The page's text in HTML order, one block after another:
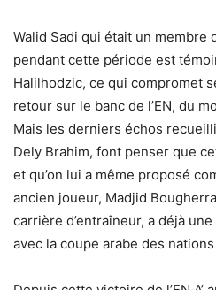
Walid Sadi qui était un membre
pendant cette période est
Halilhodzic, ce qui compromet
retour sur le banc de l’EN, du
Mais les derniers échos
Dely Brahim, font penser que
et qu’on lui a même proposé
ancien joueur, Madjid
carrière d’entraîneur, a déjà
avec la coupe arabe des nations